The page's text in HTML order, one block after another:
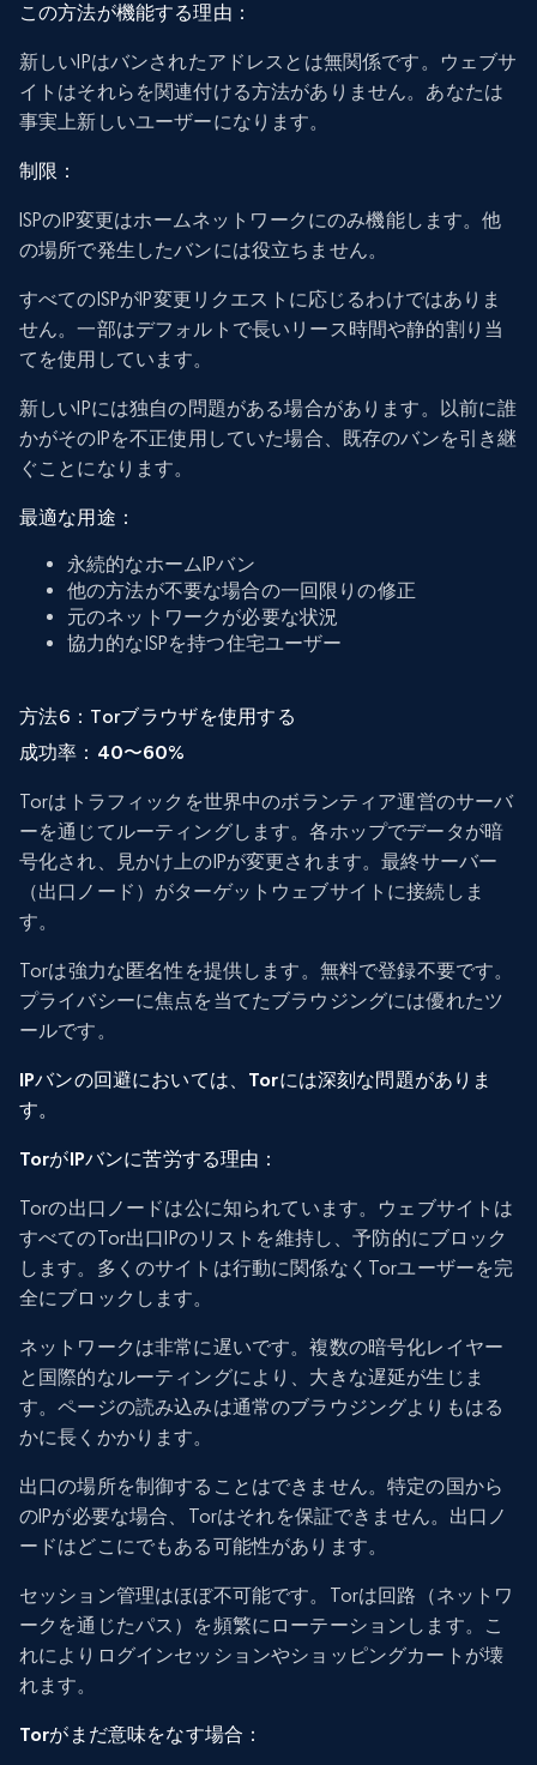
この方法が機能する理由：
新しいIPはバンされたアドレスとは無関係です。ウェブサ
イトはそれらを関連付ける方法がありません。あなたは
事実上新しいユーザーになります。
制限：
ISPのIP変更はホームネットワークにのみ機能します。他
の場所で発生したバンには役立ちません。
すべてのISPがIP変更リクエストに応じるわけではありま
せん。一部はデフォルトで長いリース時間や静的割り当
てを使用しています。
新しいIPには独自の問題がある場合があります。以前に誰
かがそのIPを不正使用していた場合、既存のバンを引き継
ぐことになります。
最適な用途：
永続的なホームIPバン
他の方法が不要な場合の一回限りの修正
元のネットワークが必要な状況
協力的なISPを持つ住宅ユーザー
方法6：Torブラウザを使用する
成功率：40〜60%
Torはトラフィックを世界中のボランティア運営のサーバ
ーを通じてルーティングします。各ホップでデータが暗
号化され、見かけ上のIPが変更されます。最終サーバー
（出口ノード）がターゲットウェブサイトに接続しま
す。
Torは強力な匿名性を提供します。無料で登録不要です。
プライバシーに焦点を当てたブラウジングには優れたツ
ールです。
IPバンの回避においては、Torには深刻な問題がありま
す。
TorがIPバンに苦労する理由：
Torの出口ノードは公に知られています。ウェブサイトは
すべてのTor出口IPのリストを維持し、予防的にブロック
します。多くのサイトは行動に関係なくTorユーザーを完
全にブロックします。
ネットワークは非常に遅いです。複数の暗号化レイヤー
と国際的なルーティングにより、大きな遅延が生じま
す。ページの読み込みは通常のブラウジングよりもはる
かに長くかかります。
出口の場所を制御することはできません。特定の国から
のIPが必要な場合、Torはそれを保証できません。出口ノ
ードはどこにでもある可能性があります。
セッション管理はほぼ不可能です。Torは回路（ネットワ
ークを通じたパス）を頻繁にローテーションします。こ
れによりログインセッションやショッピングカートが壊
れます。
Torがまだ意味をなす場合：